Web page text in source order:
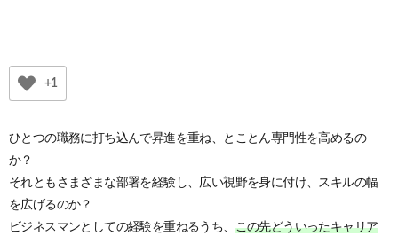
+1
ひとつの職務に打ち込んで昇進を重ね、とことん専門性を高めるの
か？
それともさまざまな部署を経験し、広い視野を身に付け、スキルの幅
を広げるのか？
ビジネスマンとしての経験を重ねるうち、 この先どういったキャリア